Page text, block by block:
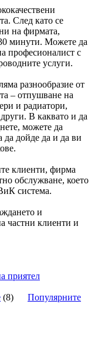
След като се
на фирмата,
минути. Можете да
професионалист с
услуги.
разнообразие от
– отпушване на
и радиатори,
В каквато и да
можете да
да дойде да и да ви
клиенти, фирма
обслужване, което
система.
и
частни клиенти и
приятел
(8) Популярните